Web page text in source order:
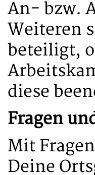
An- bzw.
Weiteren
beteiligt,
diese
Fragen
Mit
Deine